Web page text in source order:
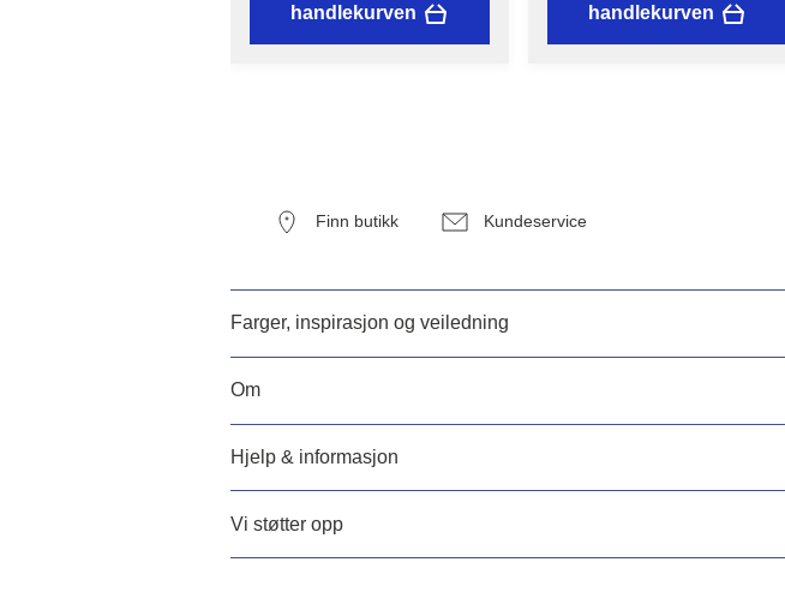
handlekurven
handlekurven
Finn butikk Kundeservice
Farger, inspirasjon og veiledning
Om
Hjelp & informasjon
Vi støtter opp